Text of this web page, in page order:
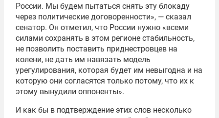
России. Мы будем пытаться снять эту блокаду
через политические договоренности», — сказал
сенатор. Он отметил, что России нужно «всеми
силами сохранять в этом регионе стабильность,
не позволить поставить приднестровцев на
колени, не дать им навязать модель
урегулирования, которая будет им невыгодна и на
которую они согласятся только потому, что их к
этому вынудили оппоненты».
И как бы в подтверждение этих слов несколько